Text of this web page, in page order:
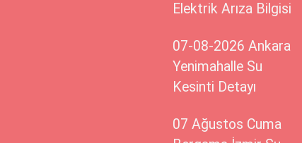
Elektrik Arıza Bilgisi
07-08-2026 Ankara
Yenimahalle Su
Kesinti Detayı
07 Ağustos Cuma